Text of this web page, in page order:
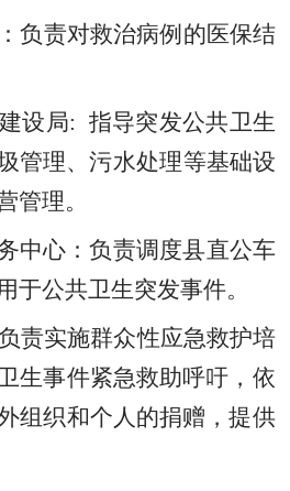
负责对救治病例的医保结
设局: 指导突发公共卫生
管理、污水处理等基础设
管理。
中心 ：负责调度县直公车
于公共卫生突发事件。
责实施群众性应急救护培
生事件紧急救助呼吁 ，依
组织和个人的捐赠 ，提供